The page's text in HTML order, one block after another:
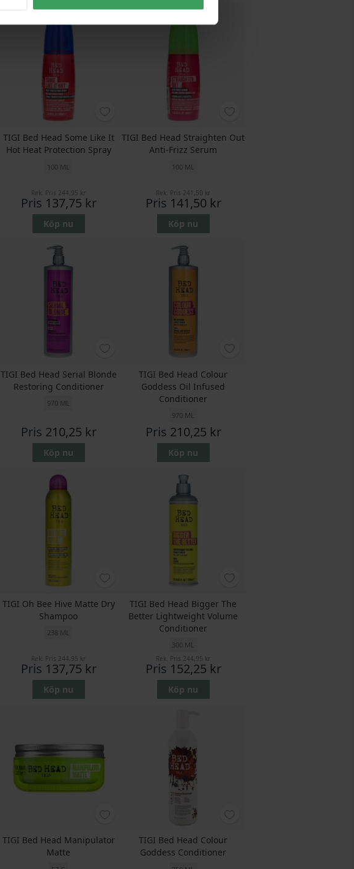
TIGI Bed Head Some Like It
Hot Heat Protection Spray
100 ML
Rek. Pris 244,95 kr
Pris 137,75 kr
Köp nu
TIGI Bed Head Straighten Out
Anti-Frizz Serum
100 ML
Rek. Pris 241,50 kr
Pris 141,50 kr
Köp nu
TIGI Bed Head Serial Blonde
Restoring Conditioner
970 ML
Pris 210,25 kr
Köp nu
TIGI Bed Head Colour
Goddess Oil Infused
Conditioner
970 ML
Pris 210,25 kr
Köp nu
TIGI Oh Bee Hive Matte Dry
Shampoo
238 ML
Rek. Pris 244,95 kr
Pris 137,75 kr
Köp nu
TIGI Bed Head Bigger The
Better Lightweight Volume
Conditioner
300 ML
Rek. Pris 244,95 kr
Pris 152,25 kr
Köp nu
TIGI Bed Head Manipulator
Matte
TIGI Bed Head Colour
Goddess Conditioner